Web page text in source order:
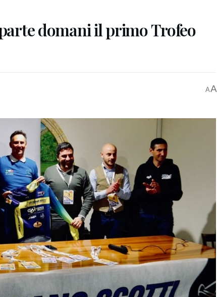
domani il primo Trofeo
AA